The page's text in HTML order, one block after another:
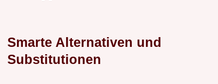
Smarte Alternativen und
Substitutionen